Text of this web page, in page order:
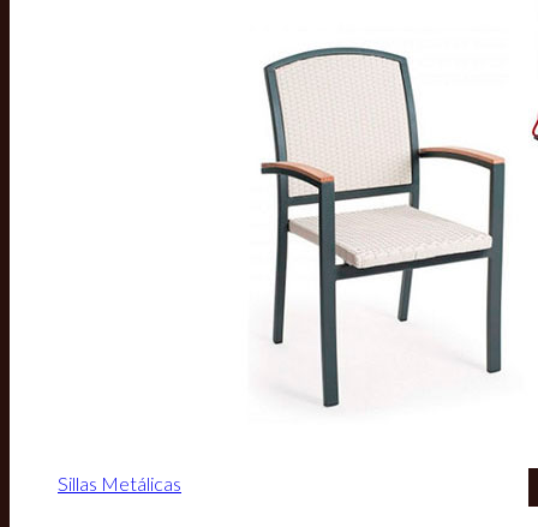
Sillas Metálicas